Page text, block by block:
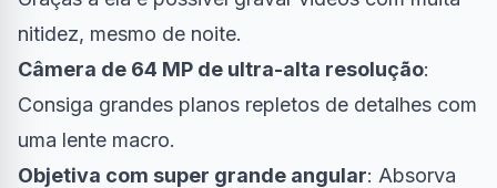
nitidez, mesmo de noite.
Câmera de 64 MP de ultra-alta resolução:
Consiga grandes planos repletos de detalhes com
uma lente macro.
Objetiva com super grande angular: Absorva